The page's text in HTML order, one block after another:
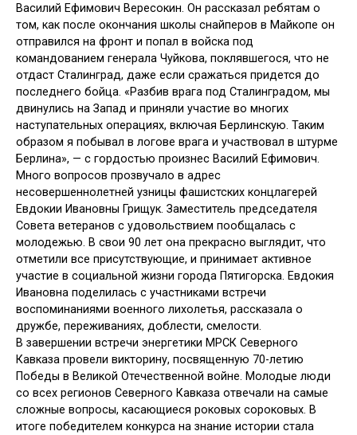
Василий Ефимович Вересокин. Он рассказал ребятам о
том, как после окончания школы снайперов в Майкопе он
отправился на фронт и попал в войска под
командованием генерала Чуйкова, поклявшегося, что не
отдаст Сталинград, даже если сражаться придется до
последнего бойца. «Разбив врага под Сталинградом, мы
двинулись на Запад и приняли участие во многих
наступательных операциях, включая Берлинскую. Таким
образом я побывал в логове врага и участвовал в штурме
Берлина», — с гордостью произнес Василий Ефимович.
Много вопросов прозвучало в адрес
несовершеннолетней узницы фашистских концлагерей
Евдокии Ивановны Грищук. Заместитель председателя
Совета ветеранов с удовольствием пообщалась с
молодежью. В свои 90 лет она прекрасно выглядит, что
отметили все присутствующие, и принимает активное
участие в социальной жизни города Пятигорска. Евдокия
Ивановна поделилась с участниками встречи
воспоминаниями военного лихолетья, рассказала о
дружбе, переживаниях, доблести, смелости.
В завершении встречи энергетики МРСК Северного
Кавказа провели викторину, посвященную 70-летию
Победы в Великой Отечественной войне. Молодые люди
со всех регионов Северного Кавказа отвечали на самые
сложные вопросы, касающиеся роковых сороковых. В
итоге победителем конкурса на знание истории стала